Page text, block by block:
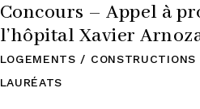
Concours – Appel à
l’hôpital Xavier
LOGEMENTS / CONSTRUCTIONS
LAURÉATS